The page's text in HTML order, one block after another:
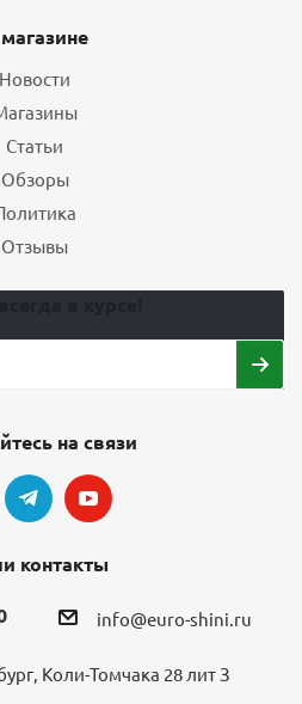
Новости
Статьи
Обзоры
Отзывы
на связи
контакты
info@euro-shini.ru
Коли-Томчака 28 лит З